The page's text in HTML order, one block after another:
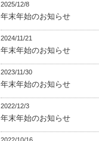
2025/12/8
年末年始のお知らせ
2024/11/21
年末年始のお知らせ
2023/11/30
年末年始のお知らせ
2022/12/3
年末年始のお知らせ